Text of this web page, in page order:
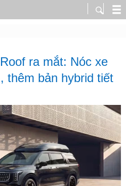
ra mắt: Nóc xe
thêm bản hybrid tiết